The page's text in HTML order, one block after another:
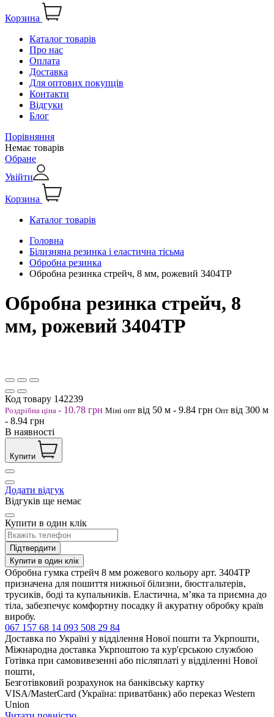
Корзина
Каталог товарів
Про нас
Оплата
Доставка
Для оптових покупців
Контакти
Відгуки
Блог
Порівняння
Немає товарів
Обране
Увійти
Корзина
Каталог товарів
Головна
Білизняна резинка і еластична тісьма
Обробна резинка
Обробна резинка стрейч, 8 мм, рожевий 3404ТР
Обробна резинка стрейч, 8
мм, рожевий 3404ТР
Код товару 142239
Роздрібна ціна - 10.78 грн Міні опт від 50 м - 9.84 грн Опт від 300 м
- 8.94 грн
В наявності
Купити
Додати відгук
Відгуків ще немає
Купити в один клік
Підтвердити
Купити в один клік
Обробна гумка стрейч 8 мм рожевого кольору арт. 3404ТР
призначена для пошиття нижньої білизни, бюстгальтерів,
трусиків, боді та купальників. Еластична, м’яка та приємна до
тіла, забезпечує комфортну посадку й акуратну обробку країв
виробу.
067 157 68 14 093 508 29 84
Доставка по Україні у відділення Нової пошти та Укрпошти,
Міжнародна доставка Укрпоштою та кур'єрською службою
Готівка при самовивезенні або післяплаті у відділенні Нової
пошти,
Безготівковий розрахунок на банківську картку
VISA/MasterCard (Україна: приватбанк) або переказ Western
Union